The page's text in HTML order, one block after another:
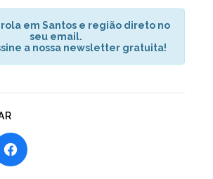
em Santos e região direto no
seu email.
a nossa newsletter gratuita!